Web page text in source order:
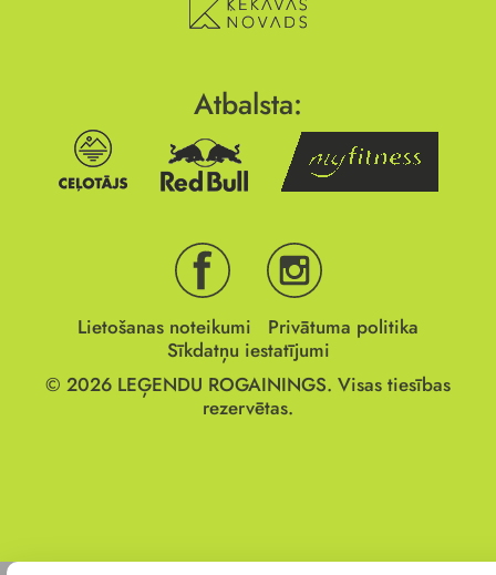
Atbalsta:
Lietošanas noteikumi
Privātuma politika
Sīkdatņu iestatījumi
© 2026 LEĢENDU ROGAININGS. Visas tiesības
rezervētas.